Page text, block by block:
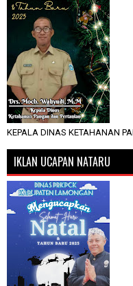
KEPALA DINAS KETAHANAN
IKLAN UCAPAN NATARU